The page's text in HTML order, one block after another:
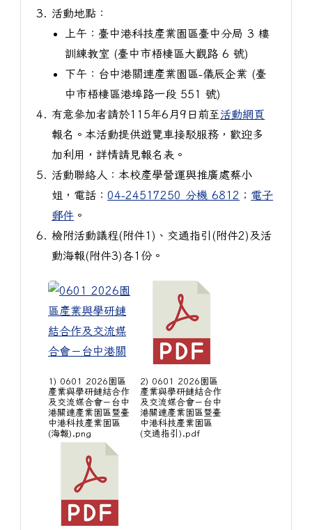
活動地點：
上午：臺中港科技產業園區臺中分局 3 樓
訓練教室 (臺中市梧棲區大觀路 6 號)
下午：台中港關連產業園區-儀辰企業 (臺
中市梧棲區港埠路一段 551 號)
有意參加者請於115年6月9日前至活動網頁
報名。本活動提供遊覽車接駁服務，歡迎多
加利用，詳情請見報名表。
活動聯絡人：本校產學營運與推廣處蔡小
姐，電話：04-24517250 分機 6812 ； 電子
郵件 。
檢附活動議程(附件1)、交通指引(附件2)及活
動海報(附件3)各1份。
1) 0601 2026園區
產業與學研鏈結合作
及交流媒合會－台中
港關連產業園區暨臺
中港科技產業園區
(海報).png
2) 0601 2026園區
產業與學研鏈結合作
及交流媒合會－台中
港關連產業園區暨臺
中港科技產業園區
(交通指引).pdf